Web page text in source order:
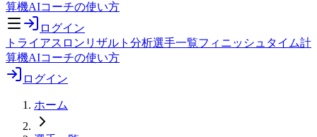
算機AIコーチの使い方
ログイン
トライアスロンリザルト分析選手一覧フィニッシュタイム計
算機AIコーチの使い方
ログイン
ホーム